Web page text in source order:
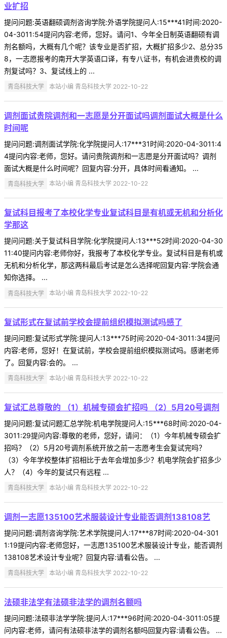
业扩招
提问问题:英语翻硕调剂咨询学院:外语学院提问人:15***41时间:2020-
04-3011:54提问内容:老师，您好。请问1、今年全日制英语翻硕有调
剂名额吗，大概有几个呢？该专业是否扩招，大概扩招多少2、总分35
8，一志愿报考的南开大学英语口译，有专八证书，有机会进贵校的调
剂复试吗？3、复试线上的 ...
青岛科技大学 本站小编 青岛科技大学 2022-10-22
调剂面试贵院调剂和一志愿是分开面试吗调剂面试大概是什么
时间呢
提问问题:调剂面试学院:化学院提问人:17***31时间:2020-04-3011:4
4提问内容:老师，您好。请问贵院调剂和一志愿是分开面试吗？调剂
面试大概是什么时间呢？回复内容:分开，具体时间看通知。 ...
青岛科技大学 本站小编 青岛科技大学 2022-10-22
复试科目报考了本校化学专业复试科目是有机或无机和分析化
学那这
提问问题:关于复试科目学院:化学院提问人:13***52时间:2020-04-30
11:40提问内容:老师你好，我报考了本校化学专业。复试科目是有机或
无机和分析化学，那这两科最后考试是怎么选择呢回复内容:学院会通
知你选择。 ...
青岛科技大学 本站小编 青岛科技大学 2022-10-22
复试形式在复试前学校会提前组织模拟测试吗感了
提问问题:复试形式学院:提问人:13***75时间:2020-04-3011:34提问
内容:老师，您好！在复试前，学校会提前组织模拟测试吗。感谢老师
了。回复内容:会的。 ...
青岛科技大学 本站小编 青岛科技大学 2022-10-22
复试汇总尊敬的 （1）机械专硕会扩招吗 （2）5月20号调剂
提问问题:复试问题汇总学院:机电学院提问人:15***68时间:2020-04-
3011:29提问内容:尊敬的老师，您好，请问：（1）今年机械专硕会扩
招吗？（2）5月20号调剂系统开放之前一志愿考生会复试完吗？
（3）今年学校整体扩招相比于去年会增加多少？机电学院会扩招多少
人？（4）今年的复试只有远程 ...
青岛科技大学 本站小编 青岛科技大学 2022-10-22
调剂一志愿135100艺术服装设计专业能否调剂138108艺
提问问题:调剂咨询学院:艺术学院提问人:17***87时间:2020-04-301
1:19提问内容:老师您好，一志愿135100艺术服装设计专业，能否调剂
138108艺术设计专业呢？回复内容:请看公告。 ...
青岛科技大学 本站小编 青岛科技大学 2022-10-22
法硕非法学有法硕非法学的调剂名额吗
提问问题:法硕非法学学院:提问人:17***96时间:2020-04-3011:05提
问内容:老师，请问有法硕非法学的调剂名额吗回复内容:请看公告。 ...